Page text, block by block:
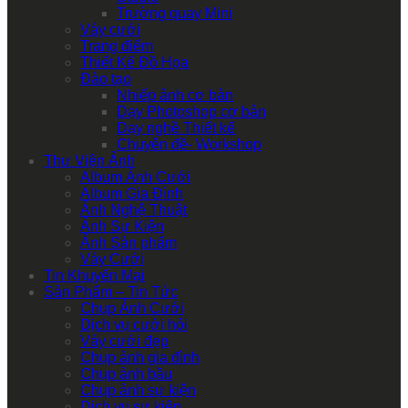
Trường quay Mini
Váy cưới
Trang điểm
Thiết Kế Đồ Họa
Đào tạo
Nhiếp ảnh cơ bản
Dạy Photoshop cơ bản
Dạy nghề Thiết kế
Chuyên đề- Workshop
Thư Viện Ảnh
Album Ảnh Cưới
Album Gia Đình
Ảnh Nghệ Thuật
Ảnh Sự Kiện
Ảnh Sản phẩm
Váy Cưới
Tin Khuyến Mại
Sản Phẩm – Tin Tức
Chụp Ảnh Cưới
Dịch vụ cưới hỏi
Váy cưới đẹp
Chụp ảnh gia đình
Chụp ảnh bầu
Chụp ảnh sự kiện